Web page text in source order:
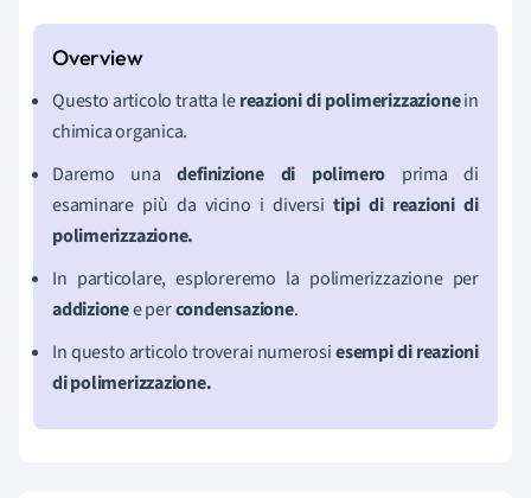
Questo articolo tratta lereazioni di polimerizzazionein
chimica organica.
Daremo unadefinizione di polimero prima di
esaminare più da vicino i diversitipi di reazioni di
polimerizzazione.
In particolare, esploreremo la polimerizzazione per
addizionee percondensazione.
In questo articolo troverai numerosiesempi di reazioni
di polimerizzazione.